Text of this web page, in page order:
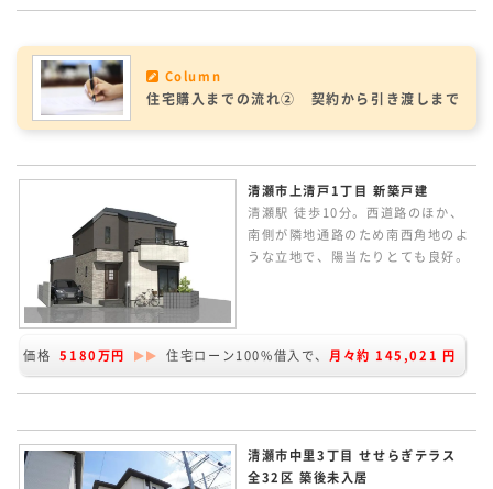
す。
Column
住宅購入までの流れ② 契約から引き渡しまで
清瀬市上清戸1丁目 新築戸建
清瀬駅 徒歩10分。西道路のほか、
南側が隣地通路のため南西角地のよ
うな立地で、陽当たりとても良好。
LDKは広々約20.4帖。全室南向きの
3LDK相当の間取りです。
価格 5180万円 住宅ローン100%借入で、月々約 145,021 円
清瀬市中里3丁目 せせらぎテラス
全32区 築後未入居